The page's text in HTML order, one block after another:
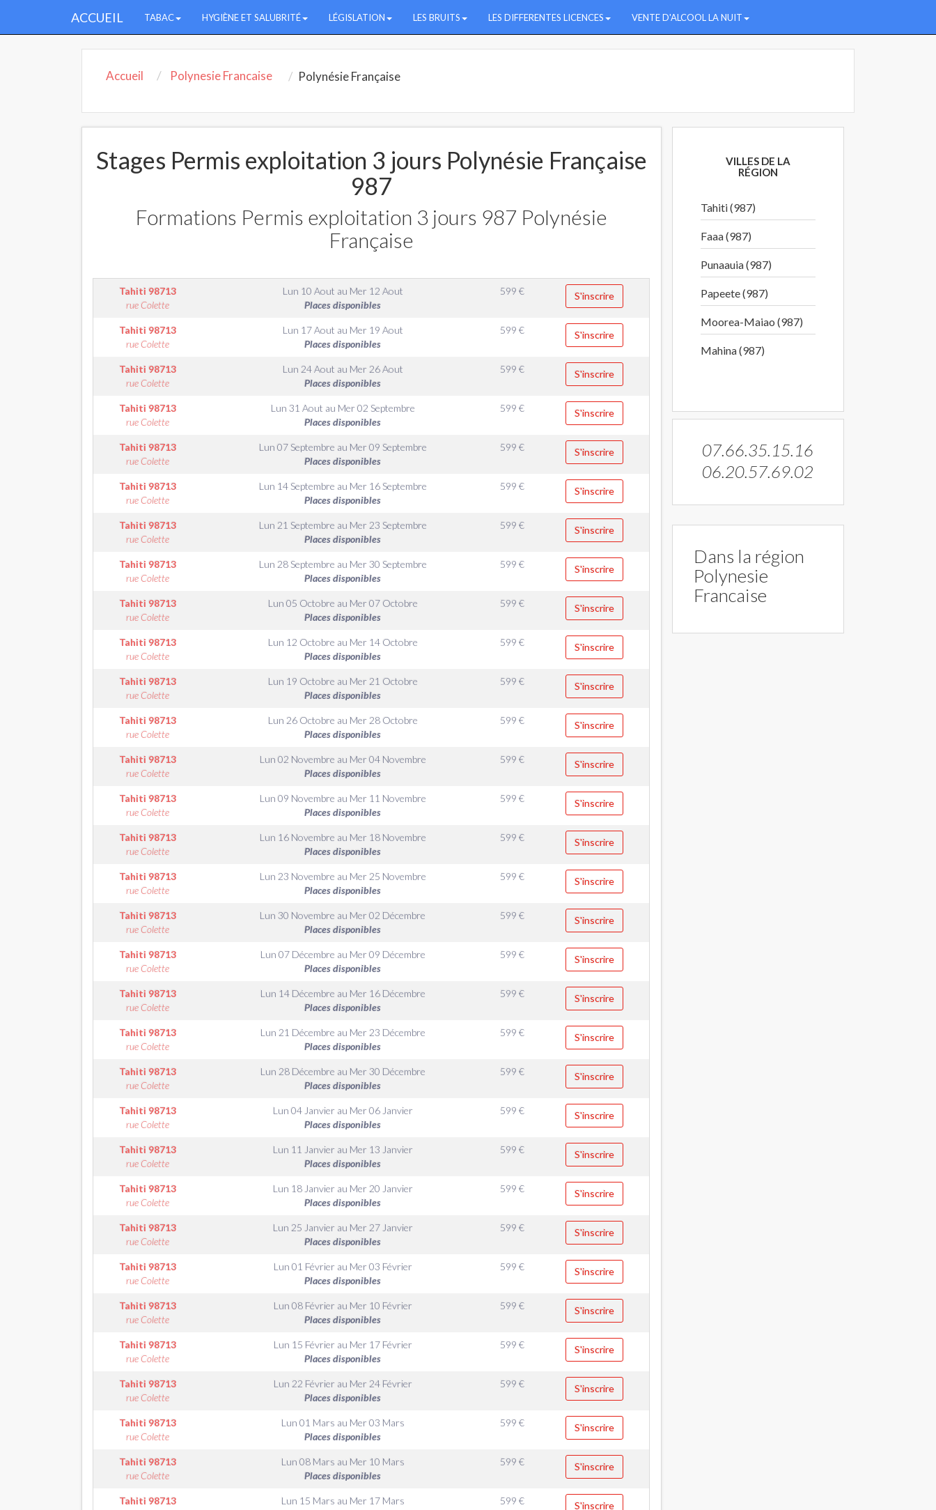
ACCUEIL TABAC HYGIÈNE ET SALUBRITÉ LÉGISLATION LES BRUITS LES DIFFERENTES LICENCES VENTE D'ALCOOL LA NUIT
Accueil Polynesie Francaise Polynésie Française
Stages Permis exploitation 3 jours Polynésie Française
987
Formations Permis exploitation 3 jours 987 Polynésie
Française
Tahiti 98713
rue Colette
Lun 10 Aout au Mer 12 Aout
Places disponibles
599 € S'inscrire
Tahiti 98713
rue Colette
Lun 17 Aout au Mer 19 Aout
Places disponibles
599 € S'inscrire
Tahiti 98713
rue Colette
Lun 24 Aout au Mer 26 Aout
Places disponibles
599 € S'inscrire
Tahiti 98713
rue Colette
Lun 31 Aout au Mer 02 Septembre
Places disponibles
599 € S'inscrire
Tahiti 98713
rue Colette
Lun 07 Septembre au Mer 09 Septembre
Places disponibles
599 € S'inscrire
Tahiti 98713
rue Colette
Lun 14 Septembre au Mer 16 Septembre
Places disponibles
599 € S'inscrire
Tahiti 98713
rue Colette
Lun 21 Septembre au Mer 23 Septembre
Places disponibles
599 € S'inscrire
Tahiti 98713
rue Colette
Lun 28 Septembre au Mer 30 Septembre
Places disponibles
599 € S'inscrire
Tahiti 98713
rue Colette
Lun 05 Octobre au Mer 07 Octobre
Places disponibles
599 € S'inscrire
Tahiti 98713
rue Colette
Lun 12 Octobre au Mer 14 Octobre
Places disponibles
599 € S'inscrire
Tahiti 98713
rue Colette
Lun 19 Octobre au Mer 21 Octobre
Places disponibles
599 € S'inscrire
Tahiti 98713
rue Colette
Lun 26 Octobre au Mer 28 Octobre
Places disponibles
599 € S'inscrire
Tahiti 98713
rue Colette
Lun 02 Novembre au Mer 04 Novembre
Places disponibles
599 € S'inscrire
Tahiti 98713
rue Colette
Lun 09 Novembre au Mer 11 Novembre
Places disponibles
599 € S'inscrire
Tahiti 98713
rue Colette
Lun 16 Novembre au Mer 18 Novembre
Places disponibles
599 € S'inscrire
Tahiti 98713
rue Colette
Lun 23 Novembre au Mer 25 Novembre
Places disponibles
599 € S'inscrire
Tahiti 98713
rue Colette
Lun 30 Novembre au Mer 02 Décembre
Places disponibles
599 € S'inscrire
Tahiti 98713
rue Colette
Lun 07 Décembre au Mer 09 Décembre
Places disponibles
599 € S'inscrire
Tahiti 98713
rue Colette
Lun 14 Décembre au Mer 16 Décembre
Places disponibles
599 € S'inscrire
Tahiti 98713
rue Colette
Lun 21 Décembre au Mer 23 Décembre
Places disponibles
599 € S'inscrire
Tahiti 98713
rue Colette
Lun 28 Décembre au Mer 30 Décembre
Places disponibles
599 € S'inscrire
Tahiti 98713
rue Colette
Lun 04 Janvier au Mer 06 Janvier
Places disponibles
599 € S'inscrire
Tahiti 98713
rue Colette
Lun 11 Janvier au Mer 13 Janvier
Places disponibles
599 € S'inscrire
Tahiti 98713
rue Colette
Lun 18 Janvier au Mer 20 Janvier
Places disponibles
599 € S'inscrire
Tahiti 98713
rue Colette
Lun 25 Janvier au Mer 27 Janvier
Places disponibles
599 € S'inscrire
Tahiti 98713
rue Colette
Lun 01 Février au Mer 03 Février
Places disponibles
599 € S'inscrire
Tahiti 98713
rue Colette
Lun 08 Février au Mer 10 Février
Places disponibles
599 € S'inscrire
Tahiti 98713
rue Colette
Lun 15 Février au Mer 17 Février
Places disponibles
599 € S'inscrire
Tahiti 98713
rue Colette
Lun 22 Février au Mer 24 Février
Places disponibles
599 € S'inscrire
Tahiti 98713
rue Colette
Lun 01 Mars au Mer 03 Mars
Places disponibles
599 € S'inscrire
Tahiti 98713
rue Colette
Lun 08 Mars au Mer 10 Mars
Places disponibles
599 € S'inscrire
Tahiti 98713
Lun 15 Mars au Mer 17 Mars
599 € S'inscrire
VILLES DE LA
RÉGION
Tahiti (987)
Faaa (987)
Punaauia (987)
Papeete (987)
Moorea-Maiao (987)
Mahina (987)
07.66.35.15.16
06.20.57.69.02
Dans la région
Polynesie
Francaise